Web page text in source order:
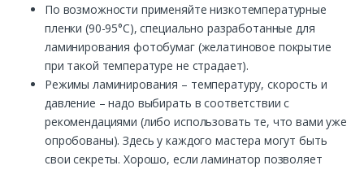
По возможности применяйте низкотемпературные
пленки (90-95°С), специально разработанные для
ламинирования фотобумаг (желатиновое покрытие
при такой температуре не страдает).
Режимы ламинирования – температуру, скорость и
давление – надо выбирать в соответствии с
рекомендациями (либо использовать те, что вами уже
опробованы). Здесь у каждого мастера могут быть
свои секреты. Хорошо, если ламинатор позволяет